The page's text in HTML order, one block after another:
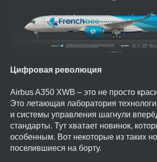
Цифровая революция
Airbus A350 XWB – это не просто
Это летающая лаборатория
и системы управления шагнули
стандарты. Тут хватает новинок,
особенным. Вот некоторые из таких
поселившиеся на борту.